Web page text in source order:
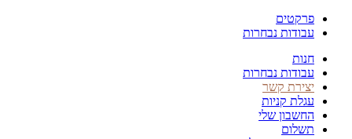
פרקטים
עבודות נבחרות
חנות
עבודות נבחרות
יצירת קשר
עגלת קניות
החשבון שלי
תשלום